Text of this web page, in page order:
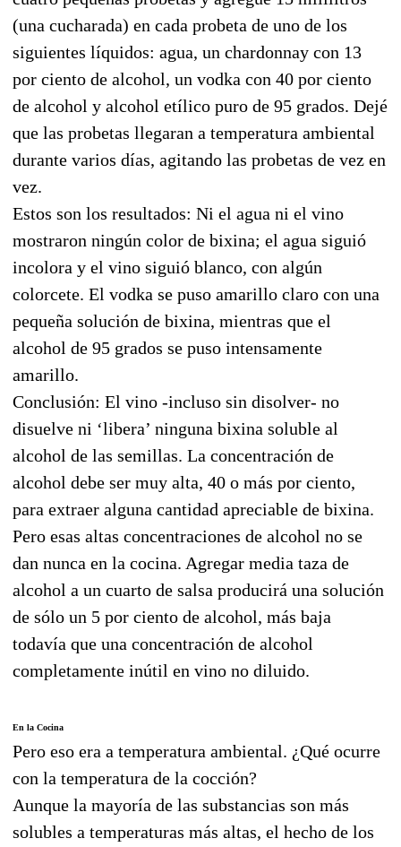
(una cucharada) en cada probeta de uno de los
siguientes líquidos: agua, un chardonnay con 13
por ciento de alcohol, un vodka con 40 por ciento
de alcohol y alcohol etílico puro de 95 grados. Dejé
que las probetas llegaran a temperatura ambiental
durante varios días, agitando las probetas de vez en
vez.
Estos son los resultados: Ni el agua ni el vino
mostraron ningún color de bixina; el agua siguió
incolora y el vino siguió blanco, con algún
colorcete. El vodka se puso amarillo claro con una
pequeña solución de bixina, mientras que el
alcohol de 95 grados se puso intensamente
amarillo.
Conclusión: El vino -incluso sin disolver- no
disuelve ni ‘libera’ ninguna bixina soluble al
alcohol de las semillas. La concentración de
alcohol debe ser muy alta, 40 o más por ciento,
para extraer alguna cantidad apreciable de bixina.
Pero esas altas concentraciones de alcohol no se
dan nunca en la cocina. Agregar media taza de
alcohol a un cuarto de salsa producirá una solución
de sólo un 5 por ciento de alcohol, más baja
todavía que una concentración de alcohol
completamente inútil en vino no diluido.
En la Cocina
Pero eso era a temperatura ambiental. ¿Qué ocurre
con la temperatura de la cocción?
Aunque la mayoría de las substancias son más
solubles a temperaturas más altas, el hecho de los